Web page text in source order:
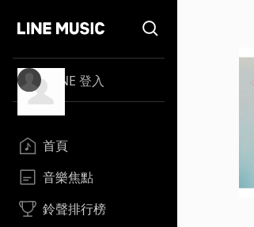
LINE 登入
首頁
音樂焦點
鈴聲排行榜